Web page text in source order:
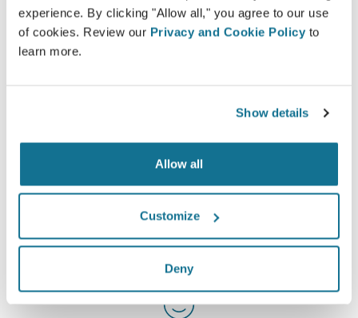
experience. By clicking "Allow all," you agree to our use
of cookies. Review our Privacy and Cookie Policy to
learn more.
Show details
Allow all
Customize
Deny
Crisalix helpt patiënten inzicht te krijgen over de
mogelijke resultaten van de gekozen ingrepen
Zelfverzekerd
Betrokken zijn bij het beslissingsproces helpt de
patiënten bij het maken van de juiste keuze.